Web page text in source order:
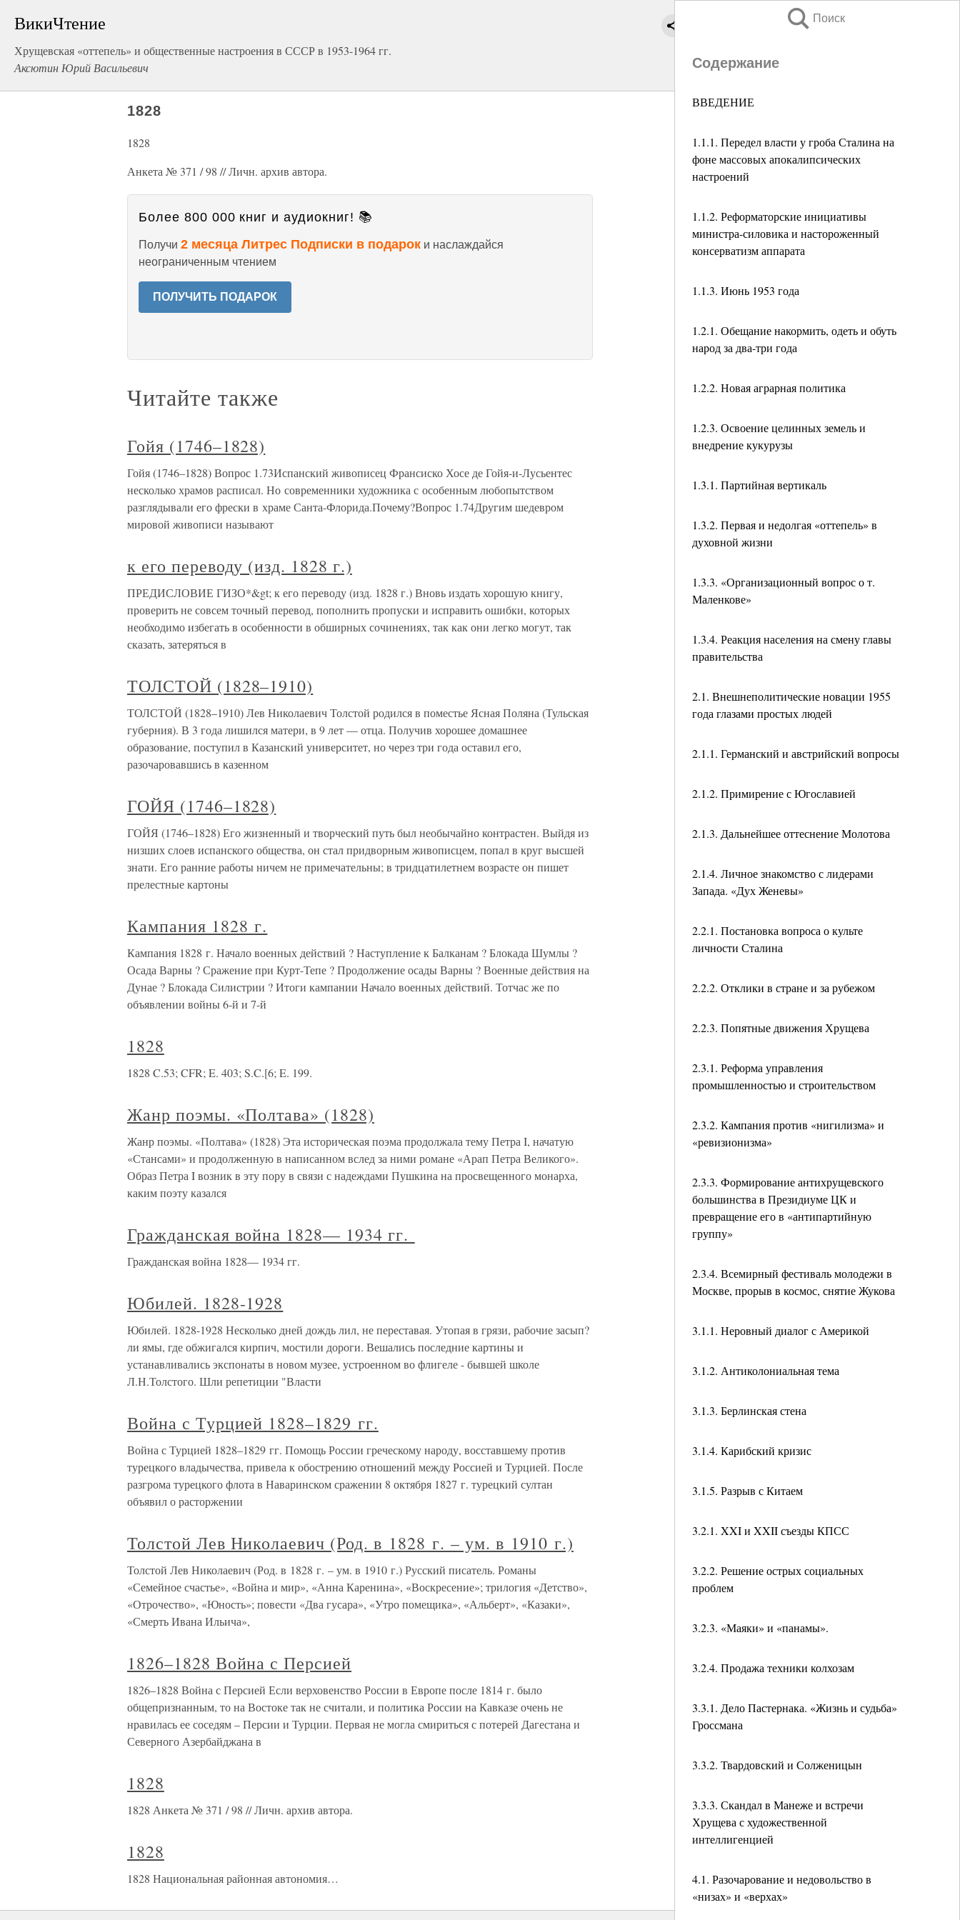
ВикиЧтение
Хрущевская «оттепель» и общественные настроения в СССР в 1953-1964 гг.
Аксютин Юрий Васильевич
Поиск
Содержание
ВВЕДЕНИЕ
1.1.1. Передел власти у гроба Сталина на
фоне массовых апокалипсических
настроений
1.1.2. Реформаторские инициативы
министра-силовика и настороженный
консерватизм аппарата
1.1.3. Июнь 1953 года
1.2.1. Обещание накормить, одеть и обуть
народ за два-три года
1.2.2. Новая аграрная политика
1.2.3. Освоение целинных земель и
внедрение кукурузы
1.3.1. Партийная вертикаль
1.3.2. Первая и недолгая «оттепель» в
духовной жизни
1.3.3. «Организационный вопрос о т.
Маленкове»
1.3.4. Реакция населения на смену главы
правительства
2.1. Внешнеполитические новации 1955
года глазами простых людей
2.1.1. Германский и австрийский вопросы
2.1.2. Примирение с Югославией
2.1.3. Дальнейшее оттеснение Молотова
2.1.4. Личное знакомство с лидерами
Запада. «Дух Женевы»
2.2.1. Постановка вопроса о культе
личности Сталина
2.2.2. Отклики в стране и за рубежом
2.2.3. Попятные движения Хрущева
2.3.1. Реформа управления
промышленностью и строительством
2.3.2. Кампания против «нигилизма» и
«ревизионизма»
2.3.3. Формирование антихрущевского
большинства в Президиуме ЦК и
превращение его в «антипартийную
группу»
2.3.4. Всемирный фестиваль молодежи в
Москве, прорыв в космос, снятие Жукова
3.1.1. Неровный диалог с Америкой
3.1.2. Антиколониальная тема
3.1.3. Берлинская стена
3.1.4. Карибский кризис
3.1.5. Разрыв с Китаем
3.2.1. XXI и XXII съезды КПСС
3.2.2. Решение острых социальных
проблем
3.2.3. «Маяки» и «панамы».
3.2.4. Продажа техники колхозам
3.3.1. Дело Пастернака. «Жизнь и судьба»
Гроссмана
3.3.2. Твардовский и Солженицын
3.3.3. Скандал в Манеже и встречи
Хрущева с художественной
интеллигенцией
4.1. Разочарование и недовольство в
«низах» и «верхах»
1828
1828
Анкета № 371 / 98 // Личн. архив автора.
Более 800 000 книг и аудиокниг! 📚
Получи 2 месяца Литрес Подписки в подарок и наслаждайся
неограниченным чтением
ПОЛУЧИТЬ ПОДАРОК
Читайте также
Гойя (1746–1828)
Гойя (1746–1828) Вопрос 1.73Испанский живописец Франсиско Хосе де Гойя-и-Лусьентес
несколько храмов расписал. Но современники художника с особенным любопытством
разглядывали его фрески в храме Санта-Флорида.Почему?Вопрос 1.74Другим шедевром
мировой живописи называют
к его переводу (изд. 1828 г.)
ПРЕДИСЛОВИЕ ГИЗО*&gt; к его переводу (изд. 1828 г.) Вновь издать хорошую книгу,
проверить не совсем точный перевод, пополнить пропуски и исправить ошибки, которых
необходимо избегать в особенности в обширных сочинениях, так как они легко могут, так
сказать, затеряться в
ТОЛСТОЙ (1828–1910)
ТОЛСТОЙ (1828–1910) Лев Николаевич Толстой родился в поместье Ясная Поляна (Тульская
губерния). В 3 года лишился матери, в 9 лет — отца. Получив хорошее домашнее
образование, поступил в Казанский университет, но через три года оставил его,
разочаровавшись в казенном
ГОЙЯ (1746–1828)
ГОЙЯ (1746–1828) Его жизненный и творческий путь был необычайно контрастен. Выйдя из
низших слоев испанского общества, он стал придворным живописцем, попал в круг высшей
знати. Его ранние работы ничем не примечательны; в тридцатилетнем возрасте он пишет
прелестные картоны
Кампания 1828 г.
Кампания 1828 г. Начало военных действий ? Наступление к Балканам ? Блокада Шумлы ?
Осада Варны ? Сражение при Курт-Тепе ? Продолжение осады Варны ? Военные действия на
Дунае ? Блокада Силистрии ? Итоги кампании Начало военных действий. Тотчас же по
объявлении войны 6-й и 7-й
1828
1828 C.53; CFR; E. 403; S.C.[6; E. 199.
Жанр поэмы. «Полтава» (1828)
Жанр поэмы. «Полтава» (1828) Эта историческая поэма продолжала тему Петра I, начатую
«Стансами» и продолженную в написанном вслед за ними романе «Арап Петра Великого».
Образ Петра I возник в эту пору в связи с надеждами Пушкина на просвещенного монарха,
каким поэту казался
Гражданская война 1828— 1934 гг.
Гражданская война 1828— 1934 гг.
Юбилей. 1828-1928
Юбилей. 1828-1928 Несколько дней дождь лил, не переставая. Утопая в грязи, рабочие засып?
ли ямы, где обжигался кирпич, мостили дороги. Вешались последние картины и
устанавливались экспонаты в новом музее, устроенном во флигеле - бывшей школе
Л.Н.Толстого. Шли репетиции "Власти
Война с Турцией 1828–1829 гг.
Война с Турцией 1828–1829 гг. Помощь России греческому народу, восставшему против
турецкого владычества, привела к обострению отношений между Россией и Турцией. После
разгрома турецкого флота в Наваринском сражении 8 октября 1827 г. турецкий султан
объявил о расторжении
Толстой Лев Николаевич (Род. в 1828 г. – ум. в 1910 г.)
Толстой Лев Николаевич (Род. в 1828 г. – ум. в 1910 г.) Русский писатель. Романы
«Семейное счастье», «Война и мир», «Анна Каренина», «Воскресение»; трилогия «Детство»,
«Отрочество», «Юность»; повести «Два гусара», «Утро помещика», «Альберт», «Казаки»,
«Смерть Ивана Ильича»,
1826–1828 Война с Персией
1826–1828 Война с Персией Если верховенство России в Европе после 1814 г. было
общепризнанным, то на Востоке так не считали, и политика России на Кавказе очень не
нравилась ее соседям – Персии и Турции. Первая не могла смириться с потерей Дагестана и
Северного Азербайджана в
1828
1828 Анкета № 371 / 98 // Личн. архив автора.
1828
1828 Национальная районная автономия…